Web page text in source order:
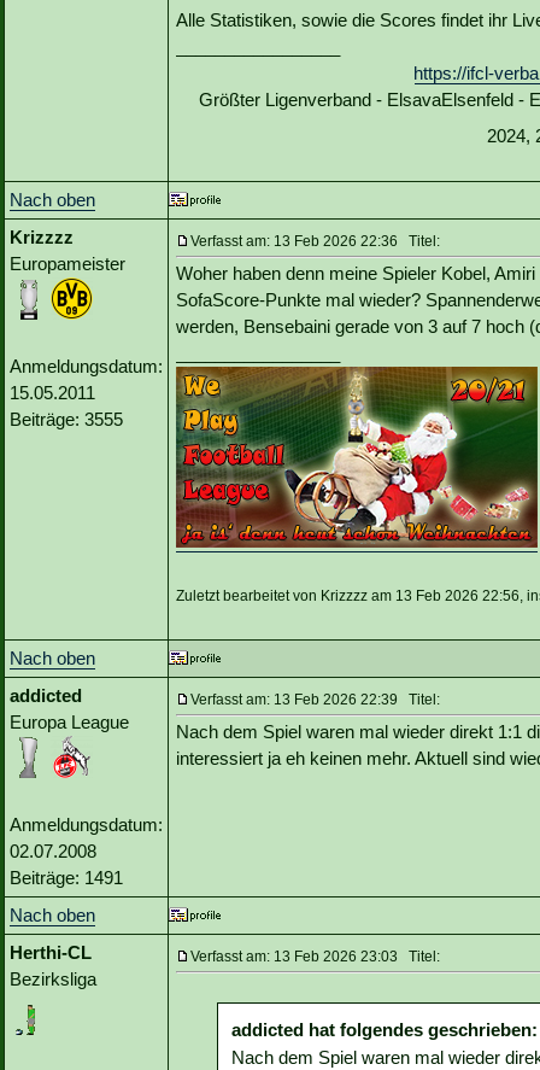
Alle Statistiken, sowie die Scores findet ihr
https://ifcl-
Größter Ligenverband - ElsavaElsenfeld -
2024,
Nach oben
Krizzzz
Europameister
Anmeldungsdatum:
15.05.2011
Beiträge: 3555
Verfasst am: 13 Feb 2026 22:36 Titel:
Woher haben denn meine Spieler Kobel,
SofaScore-Punkte mal wieder?
werden, Bensebaini gerade von 3 auf 7 hoch
Zuletzt bearbeitet von Krizzzz am 13 Feb 2026 22:56,
Nach oben
addicted
Europa League
Anmeldungsdatum:
02.07.2008
Beiträge: 1491
Verfasst am: 13 Feb 2026 22:39 Titel:
Nach dem Spiel waren mal wieder direkt 1:1
interessiert ja eh keinen mehr. Aktuell sind
Nach oben
Herthi-CL
Bezirksliga
Verfasst am: 13 Feb 2026 23:03 Titel:
addicted hat folgendes geschrieben:
Nach dem Spiel waren mal wieder